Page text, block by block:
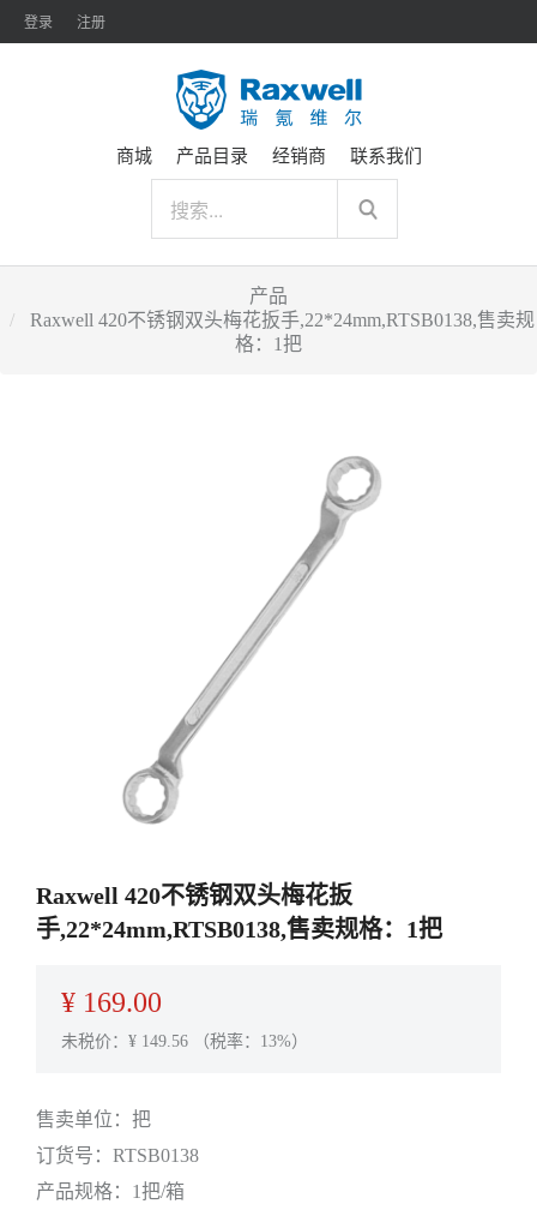
登录 注册
商城 产品目录 经销商 联系我们
产品
Raxwell 420不锈钢双头梅花扳手,22*24mm,RTSB0138,售卖规
格：1把
Raxwell 420不锈钢双头梅花扳
手,22*24mm,RTSB0138,售卖规格：1把
¥ 169.00
未税价：¥ 149.56 （税率：13%）
售卖单位： 把
订货号： RTSB0138
产品规格： 1把/箱